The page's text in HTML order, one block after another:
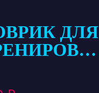
ДЛЯ
,